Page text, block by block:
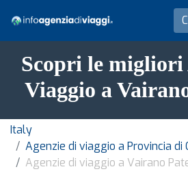
Scopri le migliori
Viaggio a
Italy
Agenzie di viaggio a Provincia di
Agenzie di viaggio a Vairano